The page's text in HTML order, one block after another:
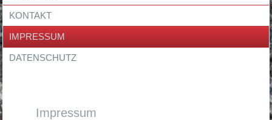
KONTAKT
IMPRESSUM
DATENSCHUTZ
Impressum